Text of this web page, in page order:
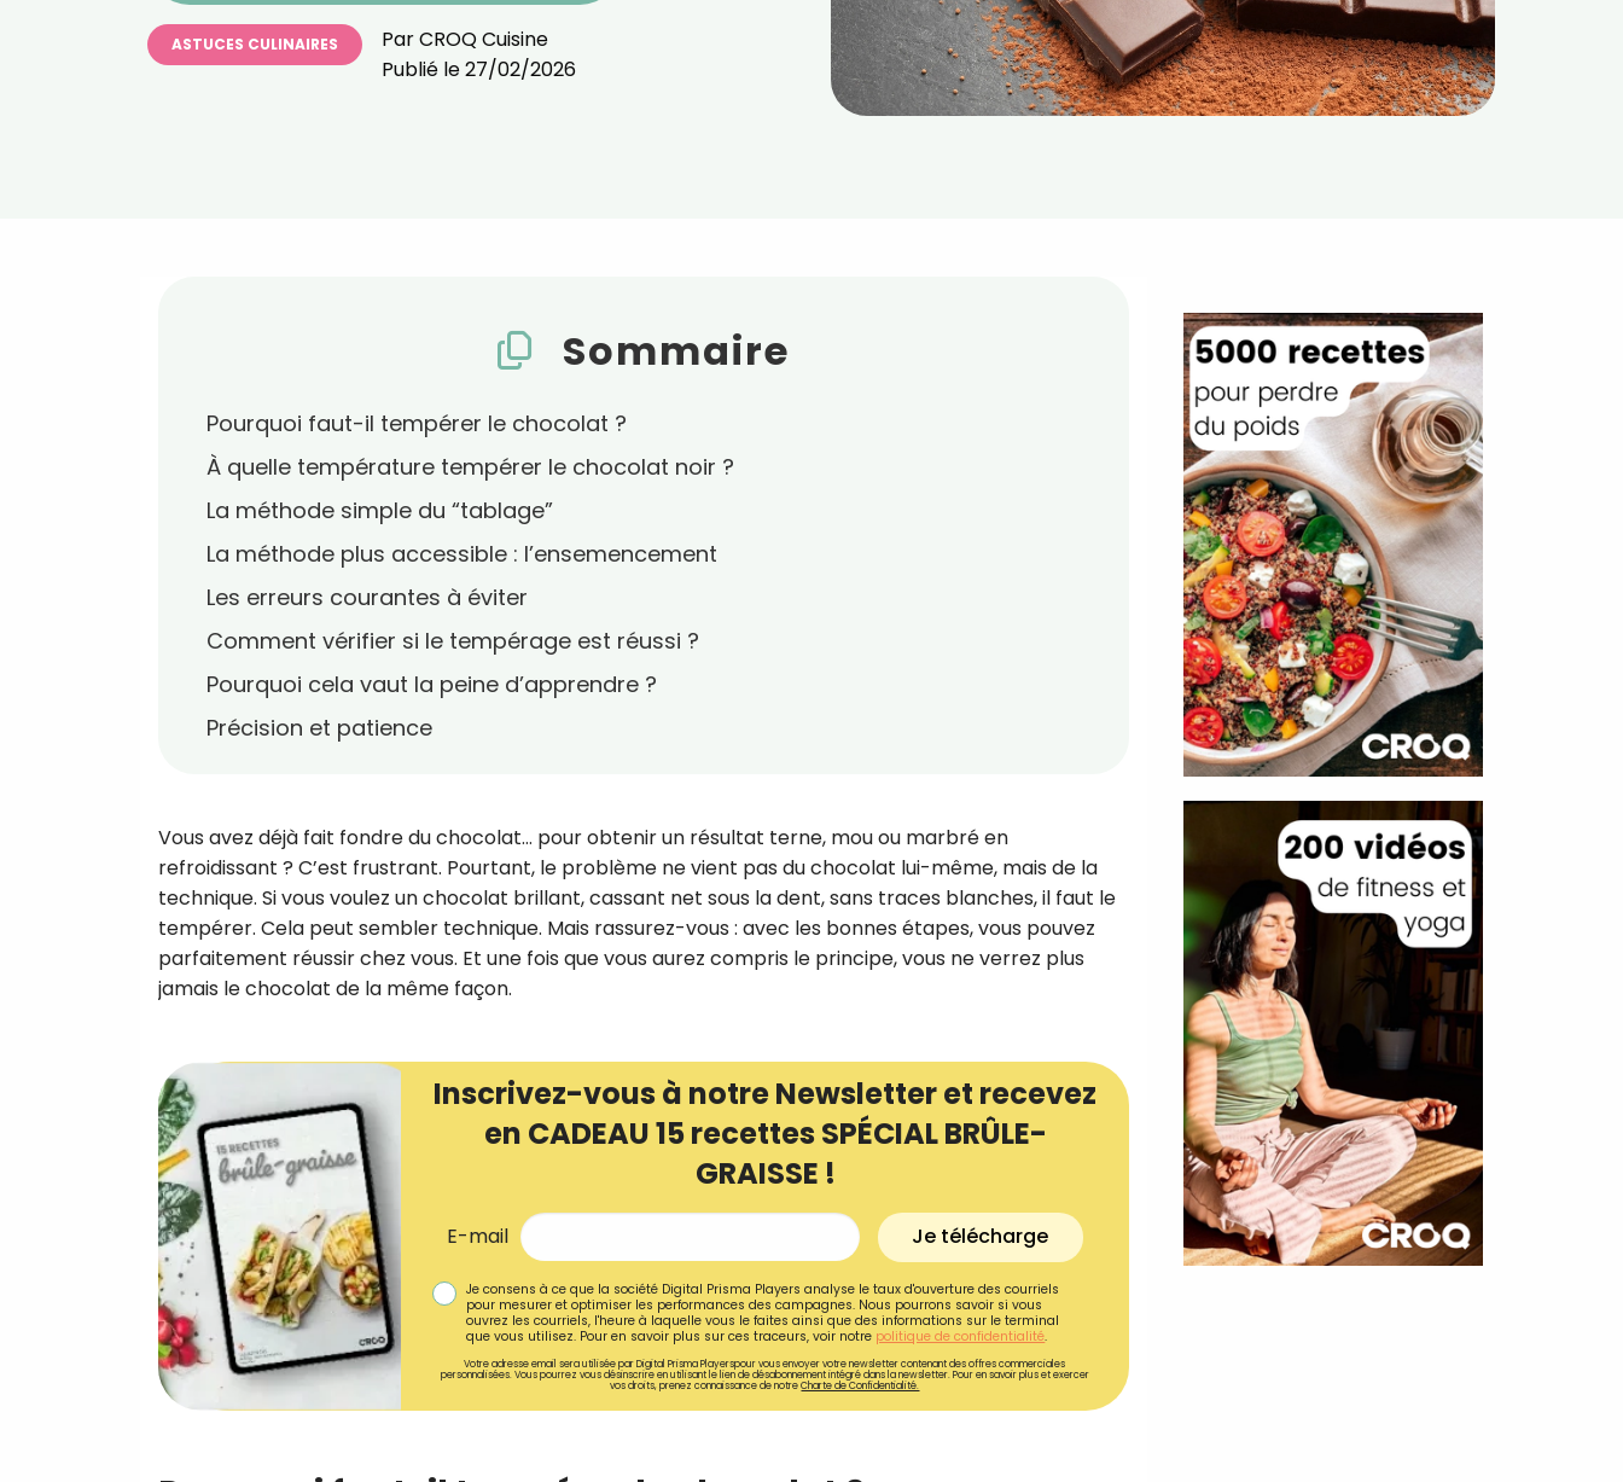
ASTUCES CULINAIRES ParCROQ Cuisine
Publié le27/02/2026
Sommaire
Pourquoi faut-il tempérer le chocolat ?
À quelle température tempérer le chocolat noir ?
La méthode simple du “tablage”
La méthode plus accessible : l’ensemencement
Les erreurs courantes à éviter
Comment vérifier si le tempérage est réussi ?
Pourquoi cela vaut la peine d’apprendre ?
Précision et patience
Vous avez déjà fait fondre du chocolat… pour obtenir un résultat terne, mou ou marbré en
refroidissant ? C’est frustrant. Pourtant, le problème ne vient pas du chocolat lui-même, mais de la
technique. Si vous voulez un chocolat brillant, cassant net sous la dent, sans traces blanches, il faut le
tempérer. Cela peut sembler technique. Mais rassurez-vous : avec les bonnes étapes, vous pouvez
parfaitement réussir chez vous. Et une fois que vous aurez compris le principe, vous ne verrez plus
jamais le chocolat de la même façon.
Inscrivez-vous à notre Newsletter et recevez
en CADEAU 15 recettes SPÉCIAL BRÛLE-
GRAISSE !
E-mail Je télécharge
Je consens à ce que la société Digital Prisma Players analyse le taux d'ouverture des courriels
pour mesurer et optimiser les performances des campagnes. Nous pourrons savoir si vous
ouvrez les courriels, l'heure à laquelle vous le faites ainsi que des informations sur le terminal
que vous utilisez. Pour en savoir plus sur ces traceurs, voir notre politique de confidentialité.
Votre adresse email sera utilisée par Digital Prisma Playerspour vous envoyer votre newsletter contenant des offres commerciales
personnalisées. Vous pourrez vous désinscrire en utilisant le lien de désabonnement intégré dans la newsletter. Pour en savoir plus et exercer
vos droits, prenez connaissance de notreCharte de Confidentialité.
Recevez gratuitement 180
recettes inédites de CROQ
!
Ainsi que la newsletter promotionnelle de